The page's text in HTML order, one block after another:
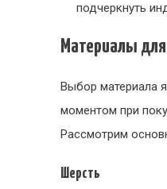
подчеркнуть
Материалы
Выбор материала
моментом при
Рассмотрим
Шерсть